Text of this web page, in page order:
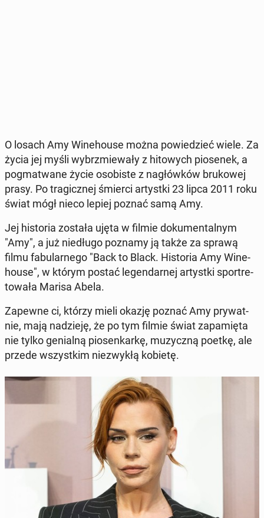
O losach Amy Wi­ne­ho­use można po­wie­dzieć wiele. Za
życia jej myśli wy­brzmie­wa­ły z hi­to­wych pio­se­nek, a
po­gma­twa­ne życie oso­bi­ste z na­głów­ków bru­ko­wej
prasy. Po tra­gicz­nej śmierci ar­tyst­ki 23 lipca 2011 roku
świat mógł nieco lepiej poznać samą Amy.
Jej hi­sto­ria została ujęta w filmie do­ku­men­tal­nym
"Amy", a już nie­dłu­go poznamy ją także za sprawą
filmu fa­bu­lar­ne­go "Back to Black. Hi­sto­ria Amy Wi­ne­
ho­use", w którym postać le­gen­dar­nej ar­tyst­ki spor­tre­
to­wa­ła Marisa Abela.
Zapewne ci, którzy mieli okazję poznać Amy pry­wat­
nie, mają na­dzie­ję, że po tym filmie świat za­pa­mię­ta
nie tylko ge­nial­ną pio­sen­kar­kę, mu­zycz­ną poetkę, ale
przede wszyst­kim nie­zwy­kłą kobietę.